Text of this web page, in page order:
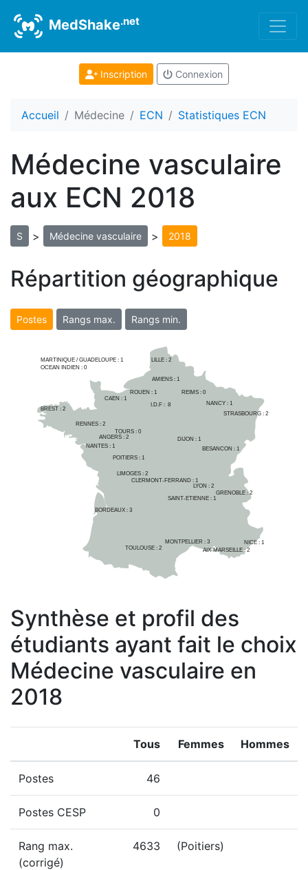
MedShake.net
Inscription Connexion
Accueil Médecine ECN Statistiques ECN
Médecine vasculaire
aux ECN 2018
S > Médecine vasculaire > 2018
Répartition géographique
Postes Rangs max. Rangs min.
AMIENS : 1
LILLE : 2
I.D.F : 8
AIX-MARSEILLE : 2
ANGERS : 2
MARTINIQUE / GUADELOUPE : 1
OCEAN INDIEN : 0
BESANCON : 1
BORDEAUX : 3
BREST : 2
CAEN : 1
CLERMONT-FERRAND : 1
DIJON : 1
GRENOBLE : 2
LIMOGES : 2
LYON : 2
MONTPELLIER : 3
NANCY : 1
NANTES : 1
NICE : 1
POITIERS : 1
REIMS : 0
RENNES : 2
ROUEN : 1
SAINT-ETIENNE : 1
STRASBOURG : 2
TOULOUSE : 2
TOURS : 0
Synthèse et profil des
étudiants ayant fait le choix
Médecine vasculaire en
2018
Tous Femmes Hommes
Postes 46
Postes CESP 0
Rang max.
(corrigé)
4633 (Poitiers)